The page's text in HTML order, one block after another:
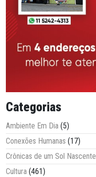
Categorias
Ambiente Em Dia (5)
Conexões Humanas (17)
Crônicas de um Sol Nascente
Cultura (461)